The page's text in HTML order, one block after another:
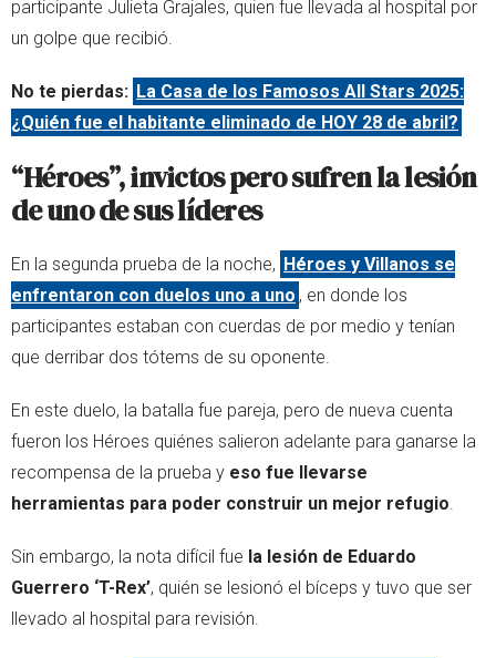
participante Julieta Grajales, quien fue llevada al hospital por
un golpe que recibió.
No te pierdas: La Casa de los Famosos All Stars 2025:
¿Quién fue el habitante eliminado de HOY 28 de abril?
“Héroes”, invictos pero sufren la lesión
de uno de sus líderes
En la segunda prueba de la noche, Héroes y Villanos se
enfrentaron con duelos uno a uno , en donde los
participantes estaban con cuerdas de por medio y tenían
que derribar dos tótems de su oponente.
En este duelo, la batalla fue pareja, pero de nueva cuenta
fueron los Héroes quiénes salieron adelante para ganarse la
recompensa de la prueba y eso fue llevarse
herramientas para poder construir un mejor refugio.
Sin embargo, la nota difícil fue la lesión de Eduardo
Guerrero ‘T-Rex’, quién se lesionó el bíceps y tuvo que ser
llevado al hospital para revisión.